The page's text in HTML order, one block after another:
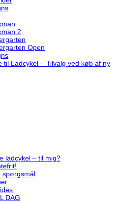
2
Open
til Ladcykel – Tilvalg ved køb af ny
ladcykel – til mig?
spørgsmål
DAG